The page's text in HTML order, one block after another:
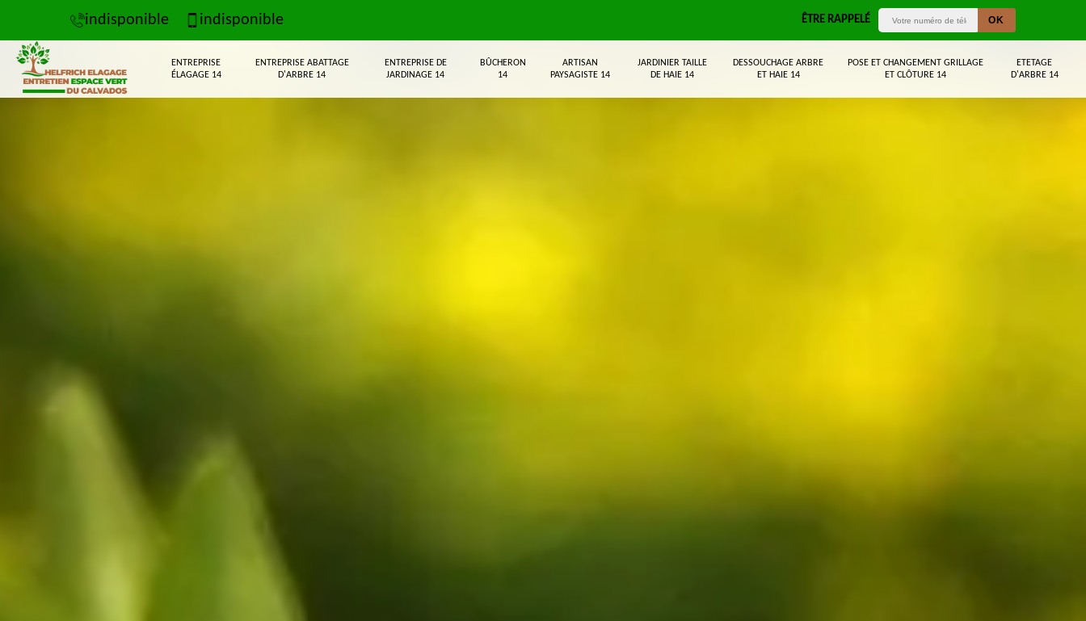
indisponible indisponible ÊTRE RAPPELÉ
ENTREPRISE
ÉLAGAGE 14
ENTREPRISE ABATTAGE
D'ARBRE 14
ENTREPRISE DE
JARDINAGE 14
BÛCHERON
14
ARTISAN
PAYSAGISTE 14
JARDINIER TAILLE
DE HAIE 14
DESSOUCHAGE ARBRE
ET HAIE 14
POSE ET CHANGEMENT GRILLAGE
ET CLÔTURE 14
ETETAGE
D'ARBRE 14